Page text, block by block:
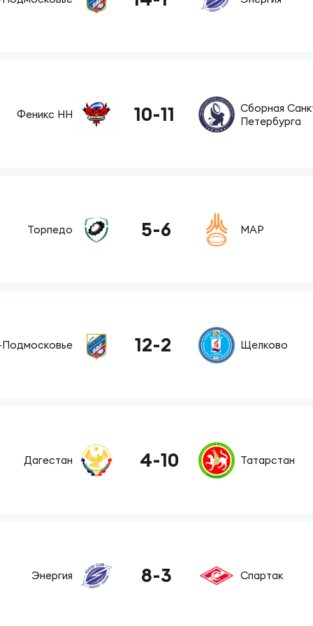
России по пляжному регби. Женщины
России по регби на снегу. Женщины
России по регби на снегу. Женщины
Феникс НН 10-11
Сборная
Петербурга
Торпедо 5-6 МАР
12-2 Щелково
Дагестан 4-10 Татарстан
Энергия 8-3 Спартак